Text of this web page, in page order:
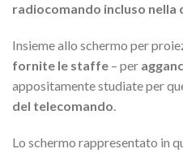
radiocomando incluso nella
Insieme allo schermo per
fornite le staffe – per
appositamente studiate per
del telecomando.
Lo schermo rappresentato in